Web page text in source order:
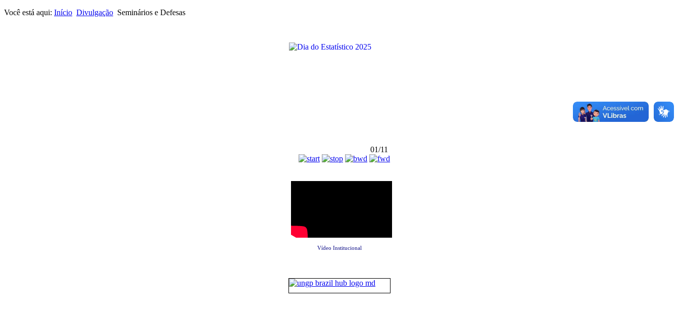
Você está aqui: Início Divulgação Seminários e Defesas
01/11
Vídeo Institucional